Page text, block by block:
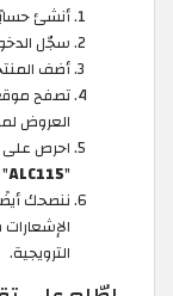
أنشئ
سجّل
أضف
تصفح
العروض
احرص
"
ALC115
ننصحك
الترويجية.